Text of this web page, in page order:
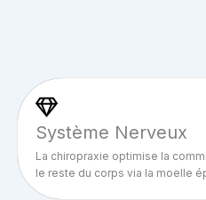
Système Nerveux
La chiropraxie optimise la
le reste du corps via la moelle